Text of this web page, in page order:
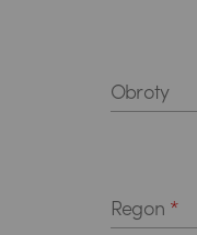
Obroty
Regon *